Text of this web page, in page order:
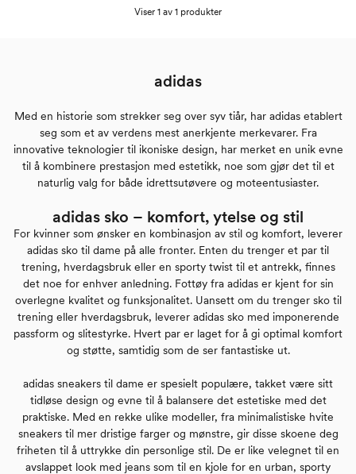
Viser 1 av 1 produkter
adidas
Med en historie som strekker seg over syv tiår, har adidas etablert
seg som et av verdens mest anerkjente merkevarer. Fra
innovative teknologier til ikoniske design, har merket en unik evne
til å kombinere prestasjon med estetikk, noe som gjør det til et
naturlig valg for både idrettsutøvere og moteentusiaster.
adidas sko – komfort, ytelse og stil
For kvinner som ønsker en kombinasjon av stil og komfort, leverer
adidas sko til dame på alle fronter. Enten du trenger et par til
trening, hverdagsbruk eller en sporty twist til et antrekk, finnes
det noe for enhver anledning. Fottøy fra adidas er kjent for sin
overlegne kvalitet og funksjonalitet. Uansett om du trenger sko til
trening eller hverdagsbruk, leverer adidas sko med imponerende
passform og slitestyrke. Hvert par er laget for å gi optimal komfort
og støtte, samtidig som de ser fantastiske ut.
adidas sneakers til dame er spesielt populære, takket være sitt
tidløse design og evne til å balansere det estetiske med det
praktiske. Med en rekke ulike modeller, fra minimalistiske hvite
sneakers til mer dristige farger og mønstre, gir disse skoene deg
friheten til å uttrykke din personlige stil. De er like velegnet til en
avslappet look med jeans som til en kjole for en urban, sporty